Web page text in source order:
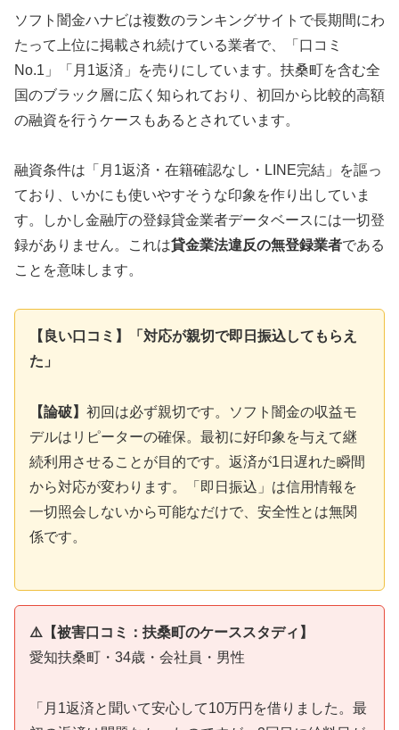
ソフト闇金ハナビは複数のランキングサイトで長期間にわ
たって上位に掲載され続けている業者で、「口コミ
No.1」「月1返済」を売りにしています。扶桑町を含む全
国のブラック層に広く知られており、初回から比較的高額
の融資を行うケースもあるとされています。
融資条件は「月1返済・在籍確認なし・LINE完結」を謳っ
ており、いかにも使いやすそうな印象を作り出していま
す。しかし金融庁の登録貸金業者データベースには一切登
録がありません。これは貸金業法違反の無登録業者である
ことを意味します。
【良い口コミ】「対応が親切で即日振込してもらえ
た」
【論破】 初回は必ず親切です。ソフト闇金の収益モ
デルはリピーターの確保。最初に好印象を与えて継
続利用させることが目的です。返済が1日遅れた瞬間
から対応が変わります。「即日振込」は信用情報を
一切照会しないから可能なだけで、安全性とは無関
係です。
⚠️【被害口コミ：扶桑町のケーススタディ】
愛知扶桑町・34歳・会社員・男性
「月1返済と聞いて安心して10万円を借りました。最